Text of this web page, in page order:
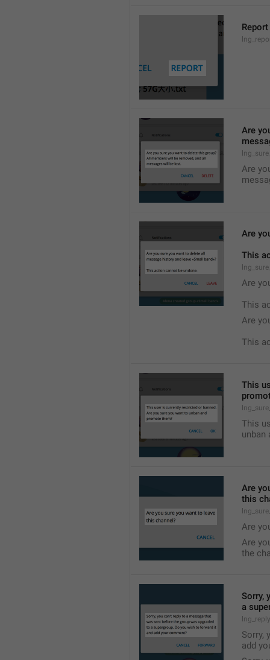
Report
Are
Are
Are
This
Are
This
Are
This
This
This
unban
Are
this
Are
Are
the
Sorry,
a
Sorry,
add